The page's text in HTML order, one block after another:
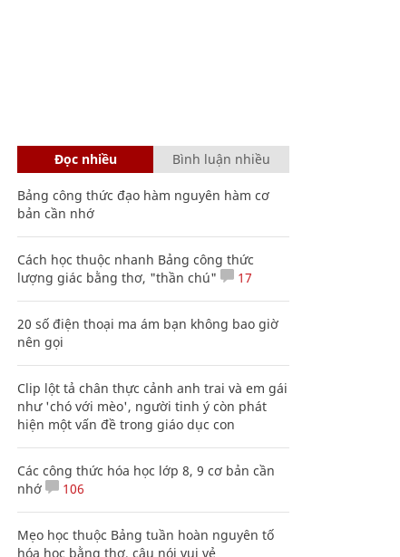
Đọc nhiều Bình luận nhiều
Bảng công thức đạo hàm nguyên hàm cơ
bản cần nhớ
Cách học thuộc nhanh Bảng công thức
lượng giác bằng thơ, "thần chú"
17
20 số điện thoại ma ám bạn không bao giờ
nên gọi
Clip lột tả chân thực cảnh anh trai và em gái
như 'chó với mèo', người tinh ý còn phát
hiện một vấn đề trong giáo dục con
Các công thức hóa học lớp 8, 9 cơ bản cần
nhớ
106
Mẹo học thuộc Bảng tuần hoàn nguyên tố
hóa học bằng thơ, câu nói vui vẻ